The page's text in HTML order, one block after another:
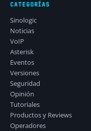
CATEGORÍAS
Sinologic
Noticias
VoIP
Asterisk
Eventos
Versiones
Seguridad
Opinión
Tutoriales
Productos y Reviews
Operadores